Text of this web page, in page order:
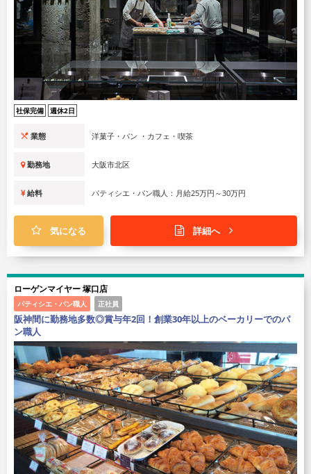
社保完備 週休2日
業態 洋菓子・パン ・カフェ・喫茶
勤務地 大阪市北区
給料 パティシエ・パン職人：月給25万円～30万円
気になる 詳細へ
ローゲンマイヤー 塚口店
パティシエ・パン職人 正社員
阪神間に勤務地多数◎賞与年2回！創業30年以上のベーカリーでのパ
ン職人